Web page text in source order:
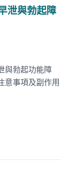
泄與勃起障
與勃起功能障
意事項及副作用